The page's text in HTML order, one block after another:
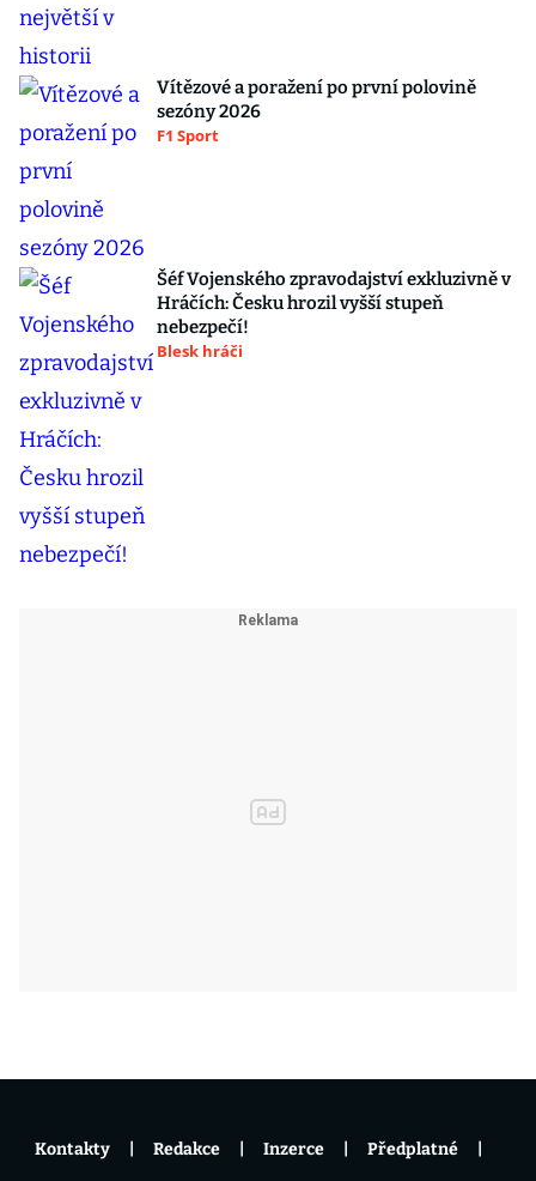
Vítězové a poražení po první polovině
sezóny 2026
F1 Sport
Šéf Vojenského zpravodajství exkluzivně v
Hráčích: Česku hrozil vyšší stupeň
nebezpečí!
Blesk hráči
Kontakty Redakce Inzerce Předplatné